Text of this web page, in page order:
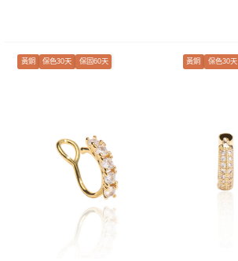
黃銅 保色30天 保固60天 黃銅 保色30天